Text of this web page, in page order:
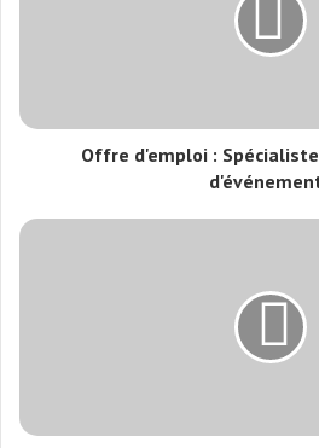
Offre d'emploi :